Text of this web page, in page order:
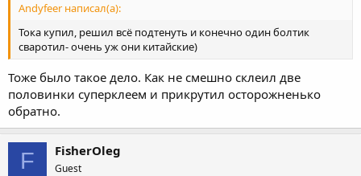
Andyfeer написал(а):
Тока купил, решил всё подтенуть и конечно один болтик
сваротил- очень уж они китайские)
Тоже было такое дело. Как не смешно склеил две
половинки суперклеем и прикрутил осторожненько
обратно.
F FisherOleg
Guest